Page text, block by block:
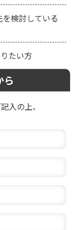
検討している
たい方
ら
入の上、